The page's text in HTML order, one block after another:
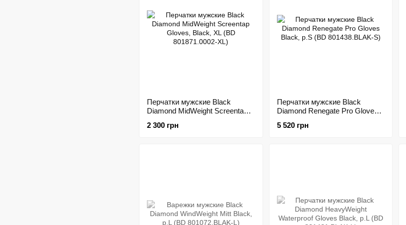
Перчатки мужские Black
Diamond MidWeight Screentap
801871.0002-XL)
2 300 грн
Перчатки мужские Black
Diamond Renegate Pro Gloves
5 520 грн